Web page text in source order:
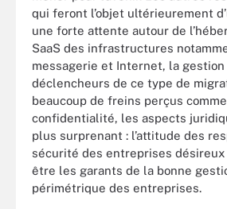
qui feront l’objet ultérieurement
une forte attente autour de
SaaS des infrastructures
messagerie et Internet, la gestion
déclencheurs de ce type de
beaucoup de freins perçus
confidentialité, les aspects
plus surprenant : l’attitude des
sécurité des entreprises
être les garants de la bonne
périmétrique des entreprises.